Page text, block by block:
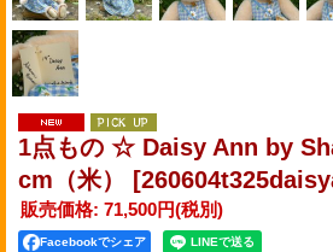
1点もの ☆ Daisy Ann by
cm（米）
販売価格: 71,500円(税別)
Facebookでシェア